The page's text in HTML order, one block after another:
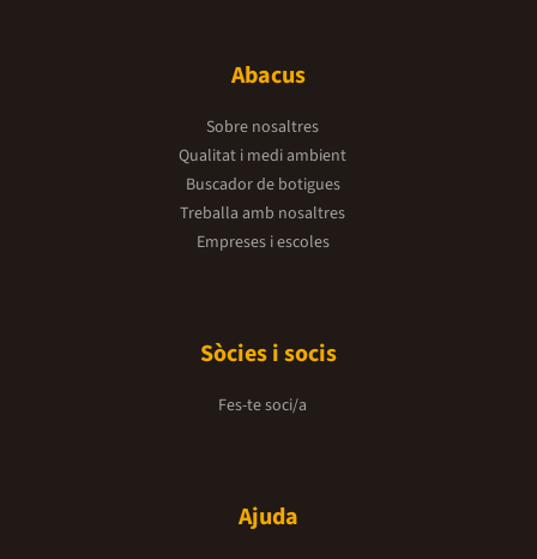
Abacus
Sobre nosaltres
Qualitat i medi ambient
Buscador de botigues
Treballa amb nosaltres
Empreses i escoles
Sòcies i socis
Fes-te soci/a
Ajuda